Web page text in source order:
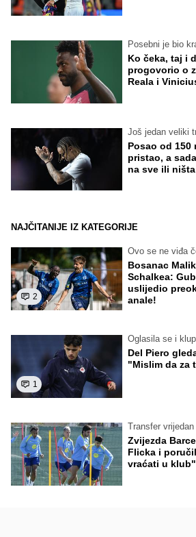
Posebni je bio
Ko čeka, taj i
progovorio o
Reala i
Još jedan veliki
Posao od 150
pristao, a
na sve ili ništa
NAJČITANIJE IZ KATEGORIJE
2
Ovo se ne viđa
Bosanac
Schalkea:
uslijedio
anale!
1
Oglasila se i
Del Piero
"Mislim da za
Transfer
Zvijezda
Flicka i
vraćati u klub"